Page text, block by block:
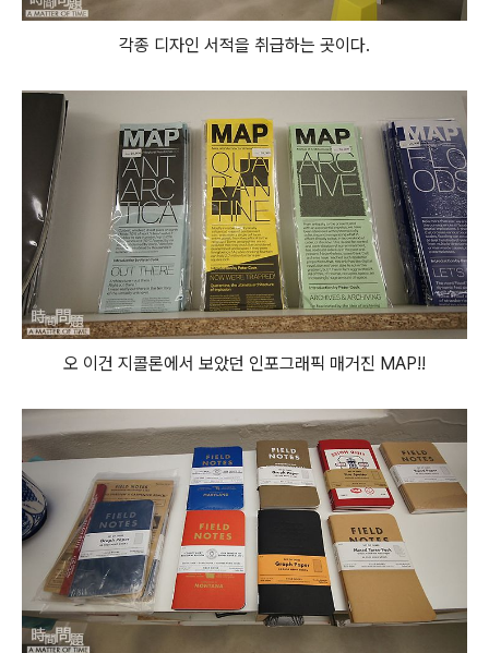
각종 디자인 서적을 취급하는 곳이다.
오 이건 지콜론에서 보았던 인포그래픽 매거진 MAP!!